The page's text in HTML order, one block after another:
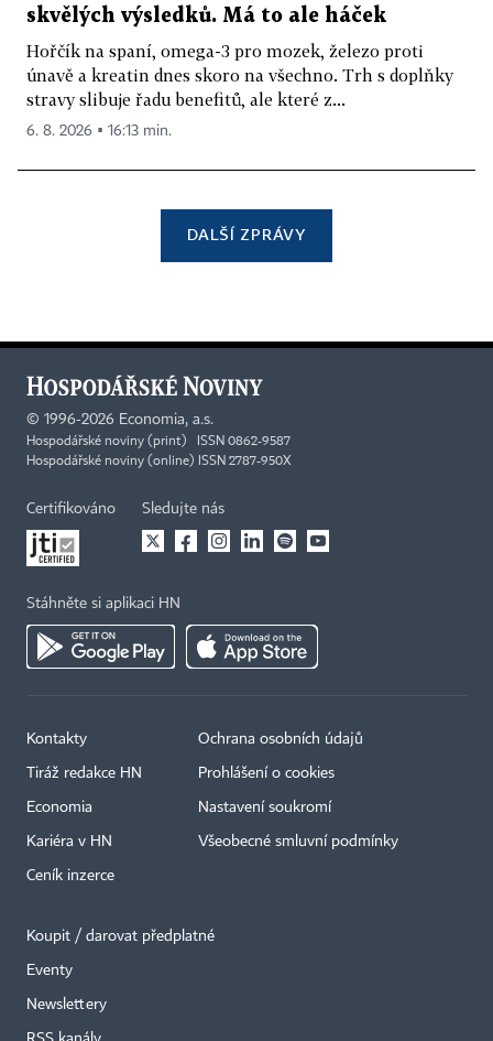
skvělých výsledků. Má to ale háček
Hořčík na spaní, omega-3 pro mozek, železo proti
únavě a kreatin dnes skoro na všechno. Trh s doplňky
stravy slibuje řadu benefitů, ale které z...
6. 8. 2026 ▪ 16:13 min.
DALŠÍ ZPRÁVY
© 1996-2026 Economia, a.s.
Hospodářské noviny (print) ISSN 0862-9587
Hospodářské noviny (online) ISSN 2787-950X
Certifikováno Sledujte nás
Stáhněte si aplikaci HN
Kontakty
Tiráž redakce HN
Economia
Kariéra v HN
Ceník inzerce
Ochrana osobních údajů
Prohlášení o cookies
Nastavení soukromí
Všeobecné smluvní podmínky
Koupit / darovat předplatné
Eventy
Newslettery